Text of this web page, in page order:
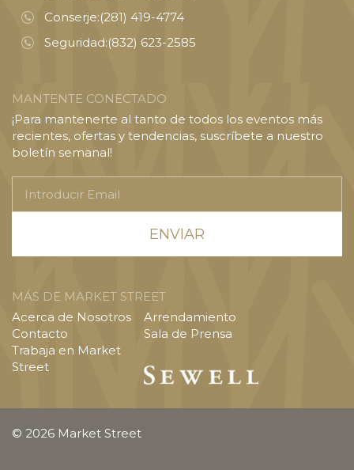
Conserje:(281) 419-4774
Seguridad:(832) 623-2585
MANTENTE CONECTADO
¡Para mantenerte al tanto de todos los eventos más
recientes, ofertas y tendencias, suscríbete a nuestro
boletín semanal!
Email
MÁS DE MARKET STREET
Acerca de Nosotros
Contacto
Trabaja en Market
Street
Arrendamiento
Sala de Prensa
© 2026 Market Street